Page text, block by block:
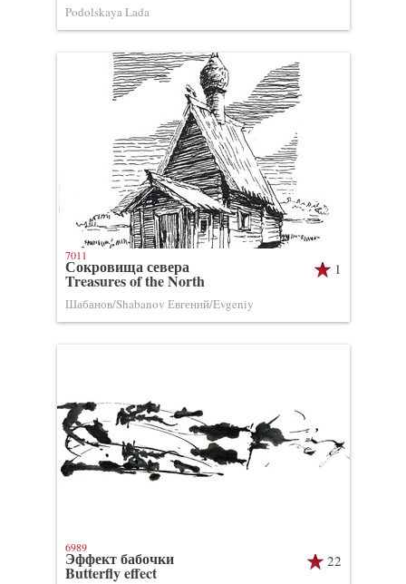
Podolskaya Lada
1
Сокровища севера
Treasures of the North
Шабанов/Shabanov Евгений/Evgeniy
7011
22
Эффект бабочки
Butterfly effect
6989